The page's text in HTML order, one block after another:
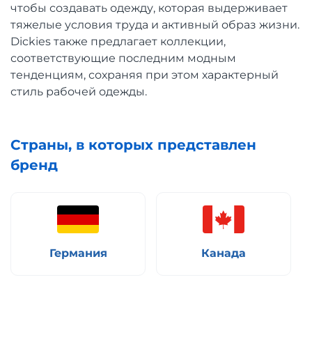
чтобы создавать одежду, которая выдерживает
тяжелые условия труда и активный образ жизни.
Dickies также предлагает коллекции,
соответствующие последним модным
тенденциям, сохраняя при этом характерный
стиль рабочей одежды.
Страны, в которых представлен
бренд
Германия Канада